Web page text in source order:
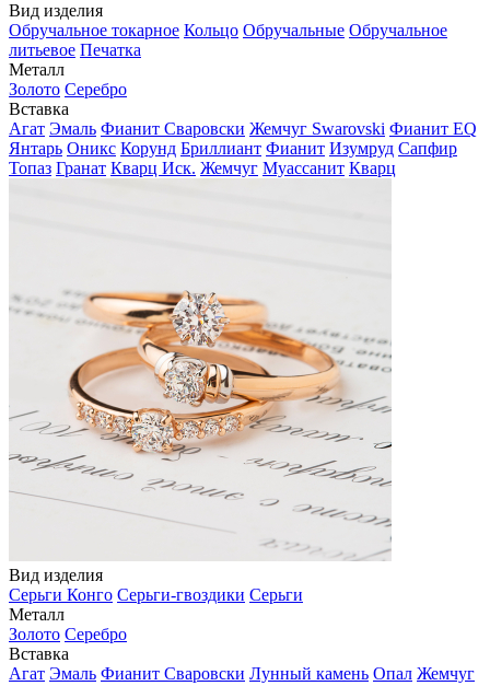
Вид изделия
Обручальное токарное Кольцо Обручальные Обручальное
литьевое Печатка
Металл
Золото Серебро
Вставка
Агат Эмаль Фианит Сваровски Жемчуг Swarovski Фианит EQ
Янтарь Оникс Корунд Бриллиант Фианит Изумруд Сапфир
Топаз Гранат Кварц Иск. Жемчуг Муассанит Кварц
Вид изделия
Серьги Конго Серьги-гвоздики Серьги
Металл
Золото Серебро
Вставка
Агат Эмаль Фианит Сваровски Лунный камень Опал Жемчуг